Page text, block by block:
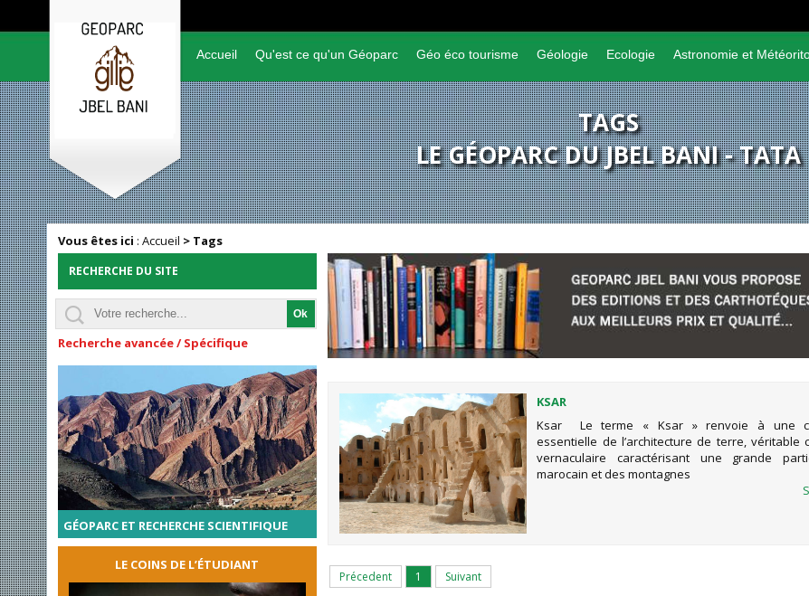
Accueil Qu'est ce qu'un Géoparc Géo éco tourisme Géologie Ecologie Astronomie et
TAGS
LE GÉOPARC DU JBEL BANI - TATA
Vous êtes ici :Accueil > Tags
KSAR
Ksar Le terme « Ksar » renvoie à une
essentielle de l’architecture de terre, véritable
vernaculaire caractérisant une grande
marocain et des montagnes
Précedent 1 Suivant
RECHERCHE DU SITE
Recherche avancée / Spécifique
GÉOPARC ET RECHERCHE SCIENTIFIQUE
LE COINS DE L’ÉTUDIANT